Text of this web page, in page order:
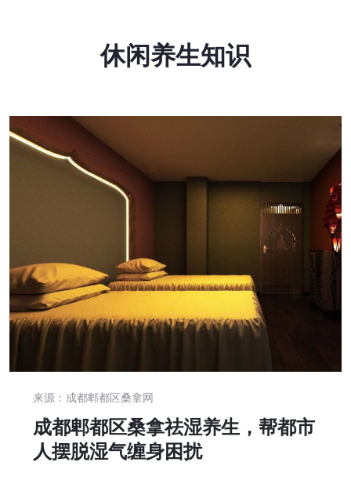
休闲养生知识
来源：成都郫都区桑拿网
成都郫都区桑拿祛湿养生，帮都市
人摆脱湿气缠身困扰